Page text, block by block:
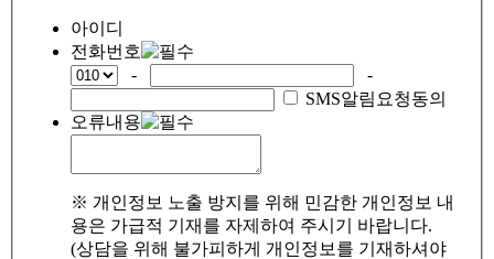
아이디
전화번호
-
-
SMS알림요청동의
오류내용
※ 개인정보 노출 방지를 위해 민감한 개인정보 내
용은 가급적 기재를 자제하여 주시기 바랍니다.
(상담을 위해 불가피하게 개인정보를 기재하셔야